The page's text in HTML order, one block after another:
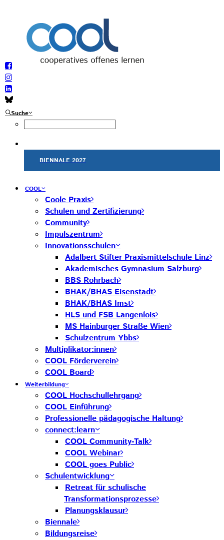
Suche
BIENNALE 2027
COOL
Coole Praxis
Schulen und Zertifizierung
Community
Impulszentrum
Innovationsschulen
Adalbert Stifter Praxismittelschule Linz
Akademisches Gymnasium Salzburg
BBS Rohrbach
BHAK/BHAS Eisenstadt
BHAK/BHAS Imst
HLS und FSB Langenlois
MS Hainburger Straße Wien
Schulzentrum Ybbs
Multiplikator:innen
COOL Förderverein
COOL Board
Weiterbildung
COOL Hochschullehrgang
COOL Einführung
Professionelle pädagogische Haltung
connect:learn
COOL Community-Talk
COOL Webinar
COOL goes Public
Schulentwicklung
Retreat für schulische
Transformationsprozesse
Planungsklausur
Biennale
Bildungsreise